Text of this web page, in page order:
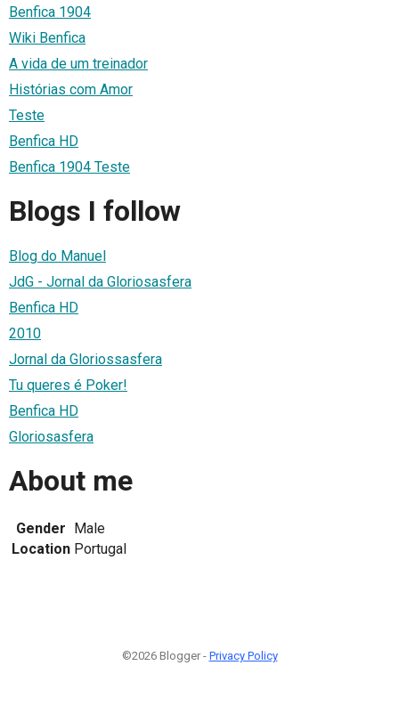
Benfica 1904
Wiki Benfica
A vida de um treinador
Histórias com Amor
Teste
Benfica HD
Benfica 1904 Teste
Blogs I follow
Blog do Manuel
JdG - Jornal da Gloriosasfera
Benfica HD
2010
Jornal da Gloriossasfera
Tu queres é Poker!
Benfica HD
Gloriosasfera
About me
Gender Male
Location Portugal
©2026 Blogger - Privacy Policy